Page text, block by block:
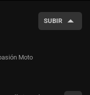
SUBIR
Moto